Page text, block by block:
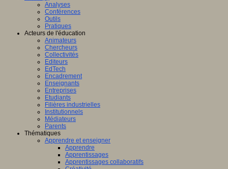
Analyses
Conférences
Outils
Pratiques
Acteurs de l'éducation
Animateurs
Chercheurs
Collectivités
Editeurs
EdTech
Encadrement
Enseignants
Entreprises
Etudiants
Filières industrielles
Institutionnels
Médiateurs
Parents
Thématiques
Apprendre et enseigner
Apprendre
Apprentissages
Apprentissages collaboratifs